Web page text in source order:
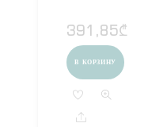
391,85₾
В КОРЗИНУ
Share